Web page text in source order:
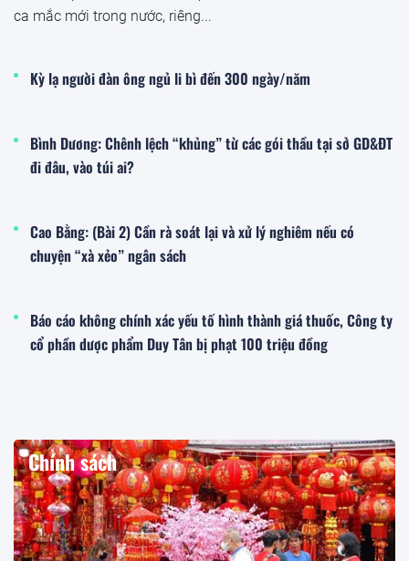
ca mắc mới trong nước, riêng...
Kỳ lạ người đàn ông ngủ li bì đến 300 ngày/năm
Bình Dương: Chênh lệch “khủng” từ các gói thầu tại sở GD&ĐT
đi đâu, vào túi ai?
Cao Bằng: (Bài 2) Cần rà soát lại và xử lý nghiêm nếu có
chuyện “xà xẻo” ngân sách
Báo cáo không chính xác yếu tố hình thành giá thuốc, Công ty
cổ phần dược phẩm Duy Tân bị phạt 100 triệu đồng
Chính sách